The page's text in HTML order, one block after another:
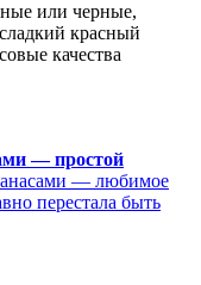
или черные,
красный
качества
— простой
— любимое
перестала быть